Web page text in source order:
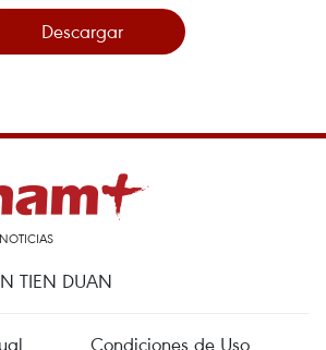
Descargar
TIEN DUAN
Condiciones de Uso